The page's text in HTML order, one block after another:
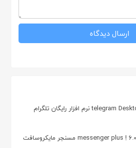
دانلود telegram Desktop 6.5.1 نرم افزار رایگان تلگرام